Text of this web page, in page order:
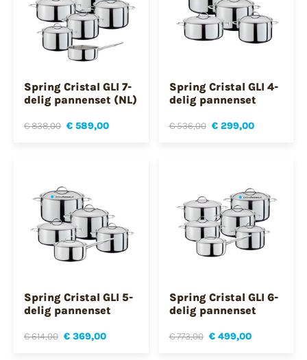
Spring Cristal GLI 7-
delig pannenset (NL)
€ 838,00 € 589,00
Spring Cristal GLI 4-
delig pannenset
€ 536,00 € 299,00
Spring Cristal GLI 5-
delig pannenset
€ 614,00 € 369,00
Spring Cristal GLI 6-
delig pannenset
€ 773,00 € 499,00